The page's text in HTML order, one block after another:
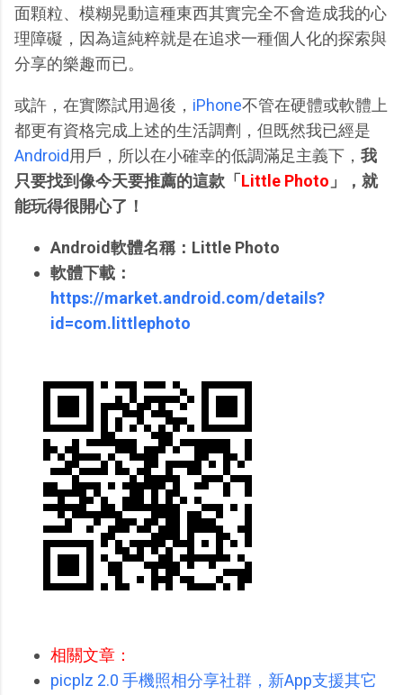
面顆粒、模糊晃動這種東西其實完全不會造成我的心
理障礙，因為這純粹就是在追求一種個人化的探索與
分享的樂趣而已。
或許，在實際試用過後， iPhone不管在硬體或軟體上
都更有資格完成上述的生活調劑，但既然我已經是
Android用戶，所以在小確幸的低調滿足主義下， 我
只要找到像今天要推薦的這款「 Little Photo 」，就
能玩得很開心了！
Android軟體名稱：Little Photo
軟體下載：
https://market.android.com/details?
id=com.littlephoto
相關文章：
picplz 2.0 手機照相分享社群，新App支援其它